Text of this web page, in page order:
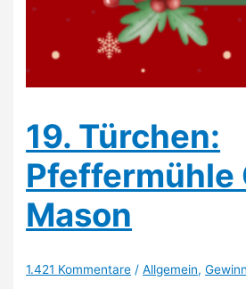
19. Türchen:
Pfeffermühle
Mason
1.421 Kommentare /Allgemein,